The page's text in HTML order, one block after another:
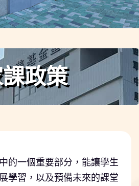
政策
的一個重要部分，能讓學生
學習，以及預備未來的課堂